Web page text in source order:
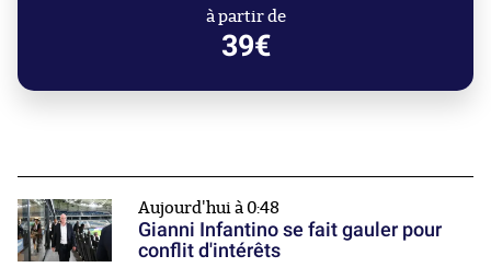
à partir de
39€
Aujourd'hui à 0:48
Gianni Infantino se fait gauler pour
conflit d'intérêts